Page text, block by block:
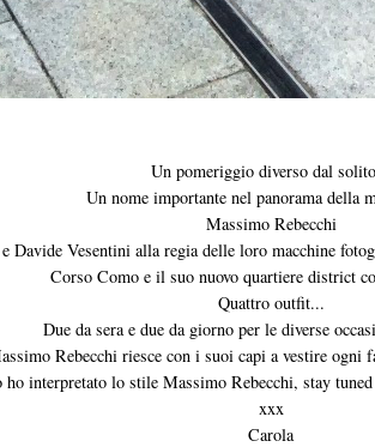
Un pomeriggio diverso dal
Un nome importante nel panorama della
Massimo Rebecchi
Davide Vesentini alla regia delle loro macchine
Corso Como e il suo nuovo quartiere district
Quattro outfit...
Due da sera e due da giorno per le diverse
Rebecchi riesce con i suoi capi a vestire ogni
ho interpretato lo stile Massimo Rebecchi, stay
xxx
Carola